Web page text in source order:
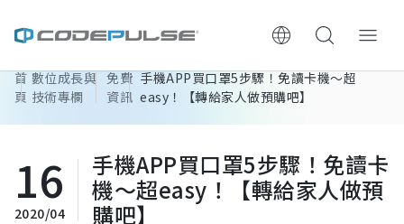
ChooWe AI仿生客服
服務與費用
首
頁
數位成長與
技術專欄
免費
資訊
手機APP買口罩5步驟！免讀卡機～超
easy！【轉給家人做預購吧】
16
2020/04
手機APP買口罩5步驟！免讀卡
機～超easy！【轉給家人做預
購吧】